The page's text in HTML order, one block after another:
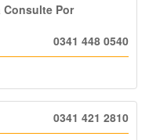
Consulte Por
0341 448 0540
0341 421 2810